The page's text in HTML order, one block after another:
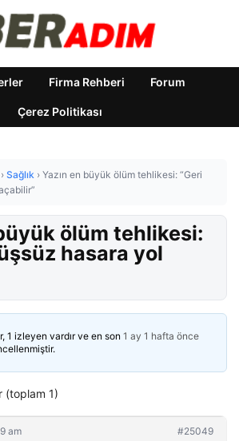
Firma Rehberi Forum
Çerez Politikası
› Sağlık › Yazın en büyük ölüm tehlikesi: “Geri
ölüm tehlikesi:
hasara yol
1 izleyen vardır ve en son 1 ay 1 hafta önce
(toplam 1)
am #25049